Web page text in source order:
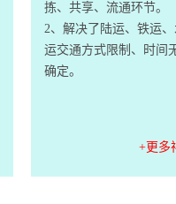
拣、共享、流通环节。
2、解决了陆运、铁运、
运交通方式限制、时间
确定。
+更多